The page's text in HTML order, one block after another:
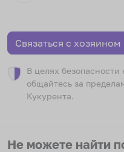
Связаться с хозяином
В целях
общайтесь за
Кукурента.
Не можете найти